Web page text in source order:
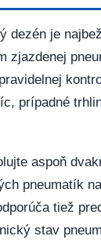
dezén je
zjazdenej
prípadné
aspoň
pneumatík
tiež
stav